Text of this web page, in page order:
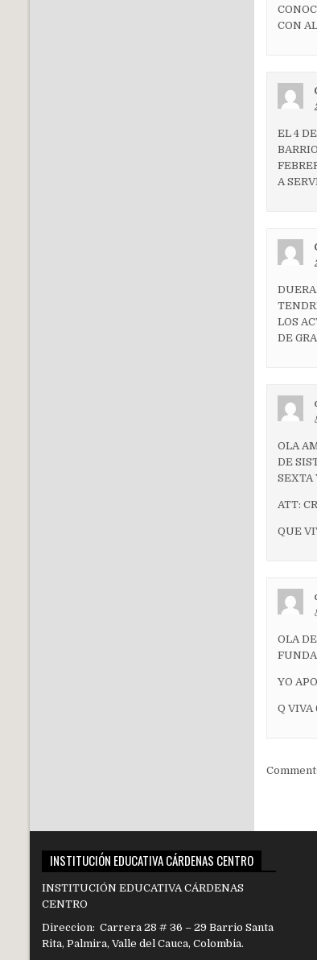
CON
EL 4
A
LOS
DE
OLA
DE
SEXTA
ATT:
QUE
OLA
YO
Q VIVA
INSTITUCIÓN EDUCATIVA CÁRDENAS CENTRO
INSTITUCIÓN EDUCATIVA CÁRDENAS
CENTRO
Direccion: Carrera 28 # 36 – 29 Barrio Santa
Rita, Palmira, Valle del Cauca, Colombia.